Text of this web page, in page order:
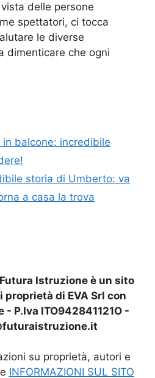
delle persone
spettatori, ci tocca
le diverse
dimenticare che ogni
balcone: incredibile
storia di Umberto: va
a casa la trova
Istruzione è un sito
di EVA Srl con
- P.Iva ITO942841121O -
su proprietà, autori e
INFORMAZIONI SUL SITO